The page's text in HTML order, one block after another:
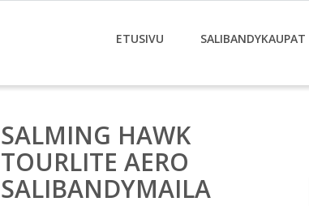
ETUSIVU SALIBANDYKAUPAT
SALMING HAWK
TOURLITE AERO
SALIBANDYMAILA